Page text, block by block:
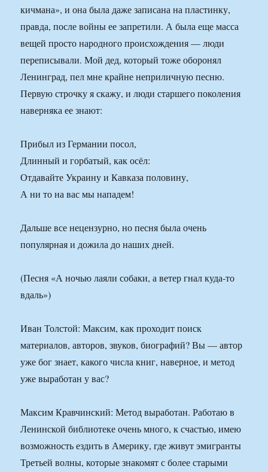
кичмана», и она была даже записана на пластинку,
правда, после войны ее запретили. А была еще масса
вещей просто народного происхождения — люди
переписывали. Мой дед, который тоже оборонял
Ленинград, пел мне крайне неприличную песню.
Первую строчку я скажу, и люди старшего поколения
наверняка ее знают:
Прибыл из Германии посол,
Длинный и горбатый, как осёл:
Отдавайте Украину и Кавказа половину,
А ни то на вас мы нападем!
Дальше все нецензурно, но песня была очень
популярная и дожила до наших дней.
(Песня «А ночью лаяли собаки, а ветер гнал куда-то
вдаль»)
Иван Толстой: Максим, как проходит поиск
материалов, авторов, звуков, биографий? Вы — автор
уже бог знает, какого числа книг, наверное, и метод
уже выработан у вас?
Максим Кравчинский: Метод выработан. Работаю в
Ленинской библиотеке очень много, к счастью, имею
возможность ездить в Америку, где живут эмигранты
Третьей волны, которые знакомят с более старыми